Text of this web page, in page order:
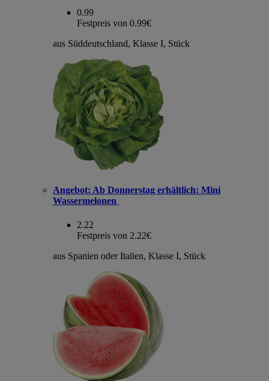
0.99
Festpreis von 0.99€
aus Süddeutschland, Klasse I, Stück
Angebot: Ab Donnerstag erhältlich: Mini
Wassermelonen
2.22
Festpreis von 2.22€
aus Spanien oder Italien, Klasse I, Stück